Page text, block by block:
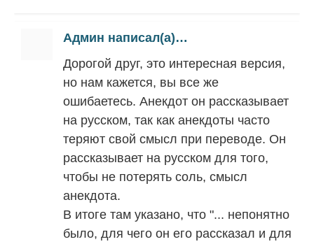
Админ написал(а)…
Дорогой друг, это интересная версия,
но нам кажется, вы все же
ошибаетесь. Анекдот он рассказывает
на русском, так как анекдоты часто
теряют свой смысл при переводе. Он
рассказывает на русском для того,
чтобы не потерять соль, смысл
анекдота.
В итоге там указано, что "... непонятно
было, для чего он его рассказал и для